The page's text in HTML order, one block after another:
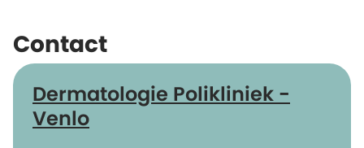
Contact
Dermatologie Polikliniek -
Venlo